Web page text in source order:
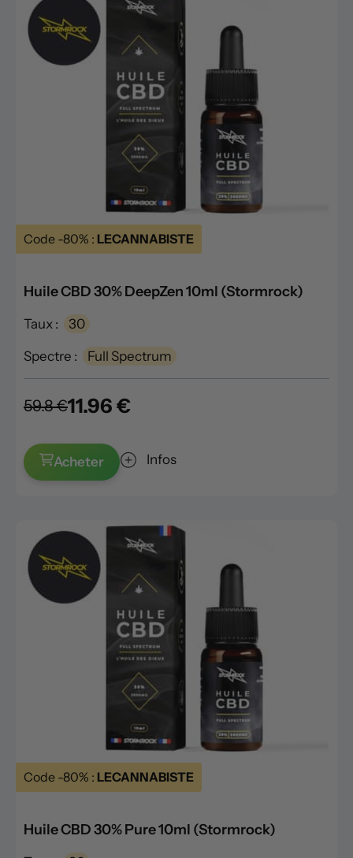
Code -80% : LECANNABISTE
Huile CBD 30% DeepZen 10ml (Stormrock)
Taux : 30
Spectre : Full Spectrum
59.8 €11.96 €
Acheter Infos
Code -80% : LECANNABISTE
Huile CBD 30% Pure 10ml (Stormrock)